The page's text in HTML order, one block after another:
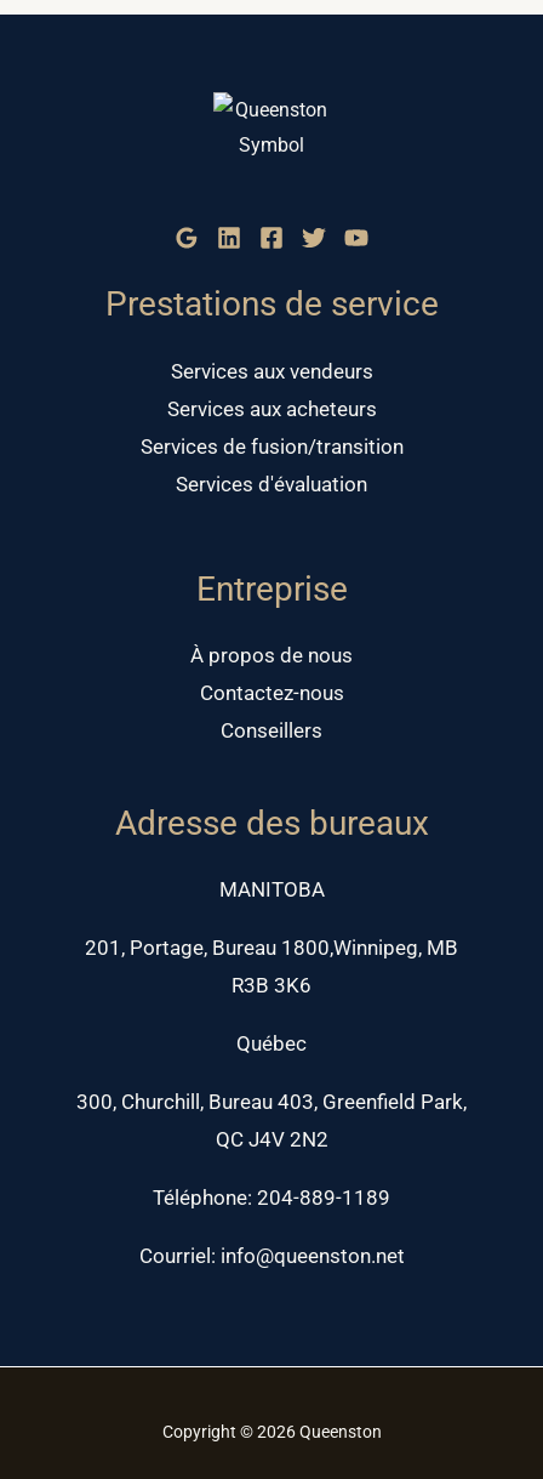
Prestations de service
Services aux vendeurs
Services aux acheteurs
Services de fusion/transition
Services d'évaluation
Entreprise
À propos de nous
Contactez-nous
Conseillers
Adresse des bureaux
MANITOBA
201, Portage, Bureau 1800,Winnipeg, MB
R3B 3K6
Québec
300, Churchill, Bureau 403, Greenfield Park,
QC J4V 2N2
Téléphone: 204-889-1189
Courriel: info@queenston.net
Copyright © 2026 Queenston